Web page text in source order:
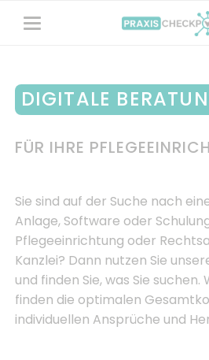
DIGITALE
FÜR IHRE
Sie sind auf der Suche nach
Anlage, Software oder
Pflegeeinrichtung oder
Kanzlei? Dann nutzen Sie
und finden Sie, was Sie suchen.
finden die optimalen
individuellen Ansprüche und